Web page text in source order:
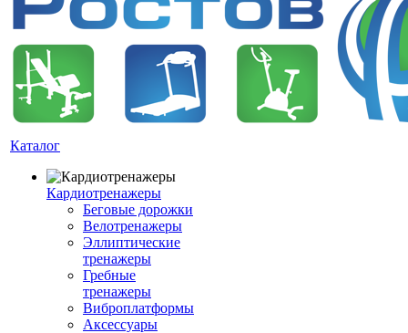
Каталог
Кардиотренажеры
Беговые дорожки
Велотренажеры
Эллиптические
тренажеры
Гребные
тренажеры
Виброплатформы
Аксессуары